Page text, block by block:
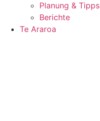
Planung & Tipps
Berichte
Te Araroa